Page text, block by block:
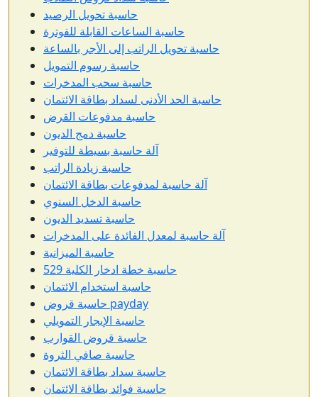
حاسبة تحويل الرصيد
حاسبة الساعات القابلة للفوترة
حاسبة تحويل الراتب إلى الأجر بالساعة
حاسبة رسوم التمويل
حاسبة سحب المدخرات
حاسبة الحد الأدنى لسداد بطاقة الائتمان
حاسبة مدفوعات القرض
حاسبة دمج الديون
آلة حاسبة بسيطة للتوفير
حاسبة زيادة الراتب
آلة حاسبة لمدفوعات بطاقة الائتمان
حاسبة الدخل السنوي
حاسبة تسديد الديون
آلة حاسبة لمعدل الفائدة على المدخرات
حاسبة الميزانية
حاسبة خطة ادخار الكلية 529
حاسبة استخدام الائتمان
حاسبة قروض payday
حاسبة الإيجار التمويلي
حاسبة قروض القوارب
حاسبة صافي الثروة
حاسبة سداد بطاقة الائتمان
حاسبة فوائد بطاقة الائتمان